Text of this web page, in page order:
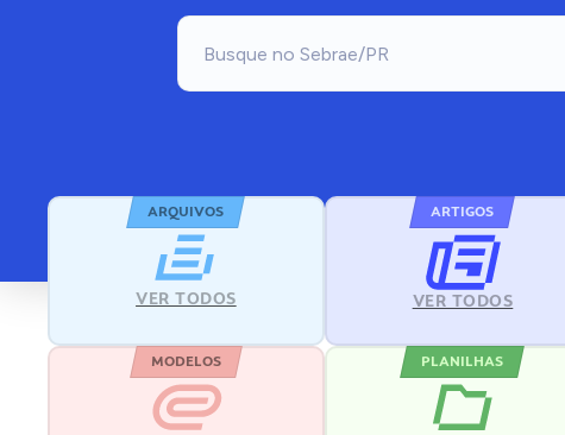
ARQUIVOS
VER TODOS
ARTIGOS
VER TODOS
MODELOS PLANILHAS